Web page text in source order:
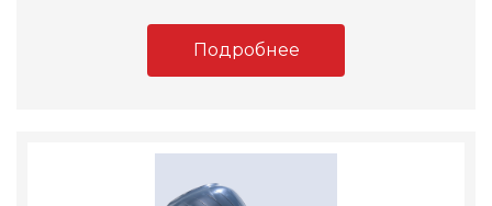
Подробнее